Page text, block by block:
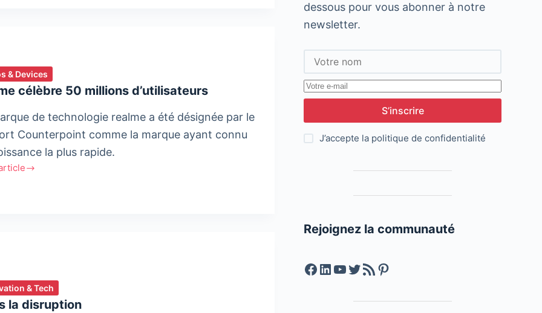
& Devices
célèbre 50 millions d’utilisateurs
de technologie realme a été désignée par le
Counterpoint comme la marque ayant connu
la plus rapide.
& Tech
la disruption
dessous pour vous abonner à notre
newsletter.
S’inscrire
J’accepte la politique de confidentialité
Rejoignez la communauté
Facebook
LinkedIn
YouTube
Twitter
Feed RSSPinterest